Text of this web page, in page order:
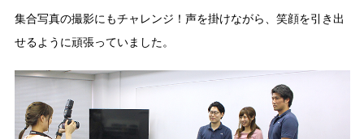
集合写真の撮影にもチャレンジ！声を掛けながら、笑顔を引き出
せるように頑張っていました。